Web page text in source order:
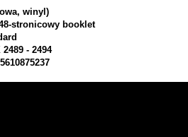
winyl)
stronicowy booklet
2489 - 2494